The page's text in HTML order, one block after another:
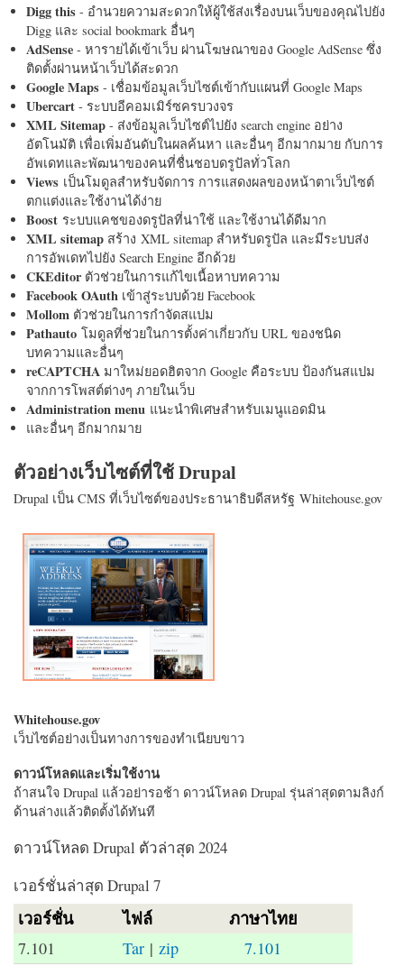
Digg this - อำนวยความสะดวกให้ผู้ใช้ส่งเรื่องบนเว็บของคุณไปยัง
Digg และ social bookmark อื่นๆ
AdSense - หารายได้เข้าเว็บ ผ่านโฆษณาของ Google AdSense ซึ่ง
ติดตั้งผ่านหน้าเว็บได้สะดวก
Google Maps - เชื่อมข้อมูลเว็บไซต์เข้ากับแผนที่ Google Maps
Ubercart - ระบบอีคอมเมิร์ซครบวงจร
XML Sitemap - ส่งข้อมูลเว็บไซต์ไปยัง search engine อย่าง
อัตโนมัติ เพื่อเพิ่มอันดับในผลค้นหา และอื่นๆ อีกมากมาย กับการ
อัพเดทและพัฒนาของคนที่ชื่นชอบดรูปัลทั่วโลก
Views เป็นโมดูลสำหรับจัดการ การแสดงผลของหน้าตาเว็บไซต์
ตกแต่งและใช้งานได้ง่าย
Boost ระบบแคชของดรูปัลที่น่าใช้ และใช้งานได้ดีมาก
XML sitemap สร้าง XML sitemap สำหรับดรูปัล และมีระบบส่ง
การอัพเดทไปยัง Search Engine อีกด้วย
CKEditorตัวช่วยในการแก้ไขเนื้อหาบทความ
Facebook OAuth เข้าสู่ระบบด้วย Facebook
Mollom ตัวช่วยในการกำจัดสแปม
Pathauto โมดูลที่ช่วยในการตั้งค่าเกี่ยวกับ URL ของชนิด
บทความและอื่นๆ
reCAPTCHA มาใหม่ยอดฮิตจาก Google คือระบบ ป้องกันสแปม
จากการโพสต์ต่างๆ ภายในเว็บ
Administration menu แนะนำพิเศษสำหรับเมนูแอดมิน
และอื่นๆ อีกมากมาย
ตัวอย่างเว็บไซต์ที่ใช้ Drupal
Drupal เป็น CMS ที่เว็บไซต์ของประธานาธิบดีสหรัฐ Whitehouse.gov
Whitehouse.gov
เว็บไซต์อย่างเป็นทางการของทำเนียบขาว
ดาวน์โหลดและเริ่มใช้งาน
ถ้าสนใจ Drupal แล้วอย่ารอช้า ดาวน์โหลด Drupal รุ่นล่าสุดตามลิงก์
ด้านล่างแล้วติดตั้งได้ทันที
ดาวน์โหลด Drupal ตัวล่าสุด 2024
เวอร์ชั่นล่าสุด Drupal 7
เวอร์ชั่น ไฟล์ ภาษาไทย
7.101 Tar |zip 7.101